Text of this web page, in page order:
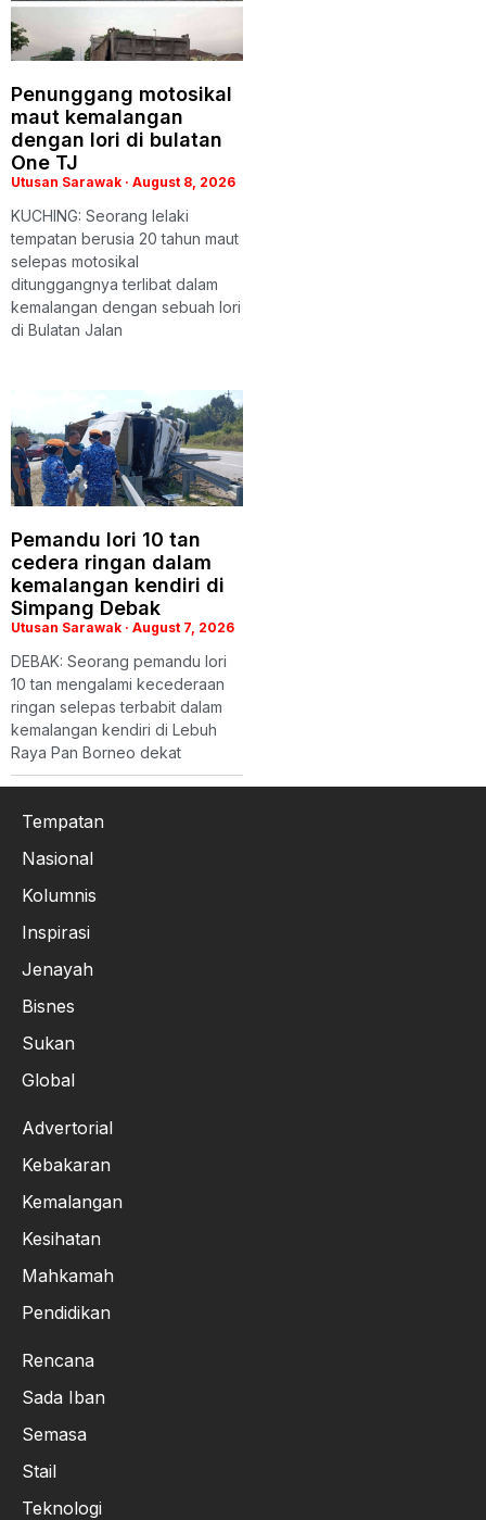
Penunggang motosikal
maut kemalangan
dengan lori di bulatan
One TJ
Utusan Sarawak August 8, 2026
KUCHING: Seorang lelaki
tempatan berusia 20 tahun maut
selepas motosikal
ditunggangnya terlibat dalam
kemalangan dengan sebuah lori
di Bulatan Jalan
Pemandu lori 10 tan
cedera ringan dalam
kemalangan kendiri di
Simpang Debak
Utusan Sarawak August 7, 2026
DEBAK: Seorang pemandu lori
10 tan mengalami kecederaan
ringan selepas terbabit dalam
kemalangan kendiri di Lebuh
Raya Pan Borneo dekat
Tempatan
Nasional
Kolumnis
Inspirasi
Jenayah
Bisnes
Sukan
Global
Advertorial
Kebakaran
Kemalangan
Kesihatan
Mahkamah
Pendidikan
Rencana
Sada Iban
Semasa
Stail
Teknologi